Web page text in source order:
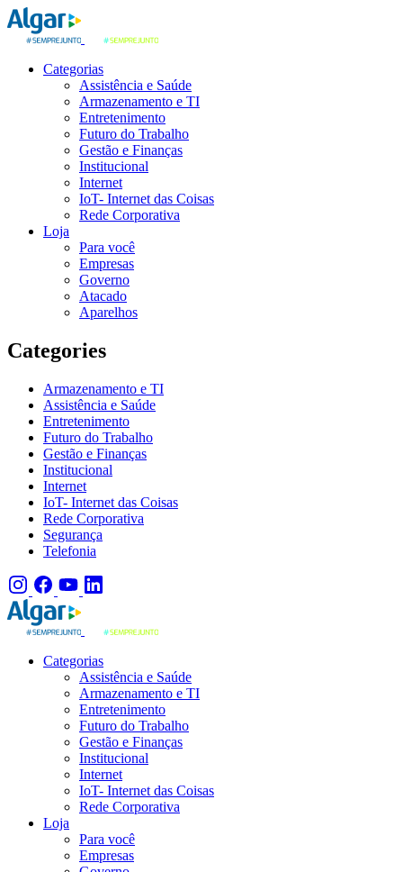
Categorias
Assistência e Saúde
Armazenamento e TI
Entretenimento
Futuro do Trabalho
Gestão e Finanças
Institucional
Internet
IoT- Internet das Coisas
Rede Corporativa
Loja
Para você
Empresas
Governo
Atacado
Aparelhos
Categories
Armazenamento e TI
Assistência e Saúde
Entretenimento
Futuro do Trabalho
Gestão e Finanças
Institucional
Internet
IoT- Internet das Coisas
Rede Corporativa
Segurança
Telefonia
Categorias
Assistência e Saúde
Armazenamento e TI
Entretenimento
Futuro do Trabalho
Gestão e Finanças
Institucional
Internet
IoT- Internet das Coisas
Rede Corporativa
Loja
Para você
Empresas